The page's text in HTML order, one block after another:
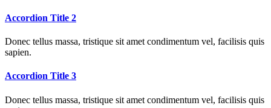
Accordion Title 2
Donec tellus massa, tristique sit amet condimentum vel, facilisis quis
sapien.
Accordion Title 3
Donec tellus massa, tristique sit amet condimentum vel, facilisis quis